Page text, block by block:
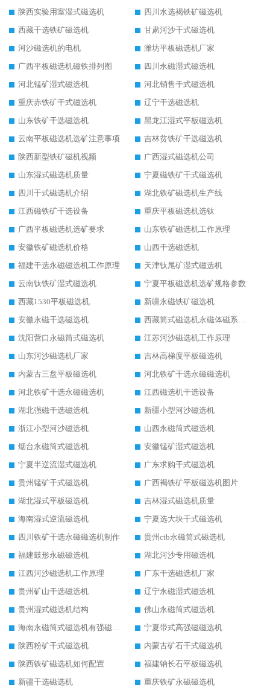
陕西实验用室湿式磁选机
四川水选褐铁矿磁选机
西藏干选铁矿磁选机
甘肃河沙干式磁选机
河沙磁选机的电机
潍坊平板磁选机厂家
广西平板磁选机磁铁排列图
四川永磁湿式磁选机
河北锰矿湿式磁选机
河北销售干式磁选机
重庆赤铁矿干式磁选机
辽宁干选磁选机
山东铁矿干选磁选机
黑龙江湿式平板磁选机
云南平板磁选机选矿注意事项
吉林贫铁矿干选磁选机
陕西新型铁矿磁机视频
广西湿式磁选机公司
山东湿式磁选机质量
宁夏磁铁矿干式磁选机
四川干式磁选机介绍
湖北铁矿磁选机生产线
江西磁铁矿干选设备
重庆平板磁选机选钛
广西平板磁选机选矿要求
山东铁矿磁选机工作原理
安徽铁矿磁选机价格
山西干选磁选机
福建干选永磁磁选机工作原理
天津钛尾矿湿式磁选机
云南钛铁矿湿式磁选机
宁夏平板磁选机选矿规格参数
西藏1530平板磁选机
新疆永磁铁矿磁选机
安徽永磁干选磁选机
西藏筒式磁选机永磁体磁系设计
沈阳营口永磁筒式磁选机
江苏河沙磁选机工作原理
山东河沙磁选机厂家
吉林高梯度平板磁选机
内蒙古三盘平板磁选机
河北铁矿干选永磁磁选机
河北铁矿干选永磁磁选机
江西磁选机干选设备
湖北强磁干选磁选机
新疆小型河沙磁选机
浙江小型河沙磁选机
山西永磁筒式磁选机
烟台永磁筒式磁选机
安徽锰矿湿式磁选机
宁夏半逆流湿式磁选机
广东求购干式磁选机
贵州锰矿干式磁选机
广西褐铁矿平板磁选机图片
湖北湿式平板磁选机
吉林湿式磁选机质量
海南湿式逆流磁选机
宁夏选大块干式磁选机
四川铁矿干选永磁磁选机制作
贵州ctb永磁筒式磁选机
福建鼓形永磁磁选机
湖北河沙专用磁选机
江西河沙磁选机工作原理
广东干选磁选机厂家
贵州矿山干选磁选机
辽宁永磁湿式磁选机
贵州湿式磁选机结构
佛山永磁筒式磁选机
海南永磁筒式磁选机有强磁的吗
宁夏带式高强磁磁选机
陕西粉矿干式磁选机
内蒙古矿石干式磁选机
陕西铁矿磁选机如何配置
福建钠长石平板磁选机
新疆干选磁选机
重庆铁矿永磁磁选机